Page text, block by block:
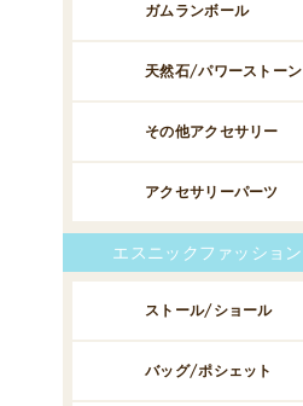
ガムランボール
天然石/パワーストーン
その他アクセサリー
アクセサリーパーツ
エスニックファッション
ストール/ショール
バッグ/ポシェット